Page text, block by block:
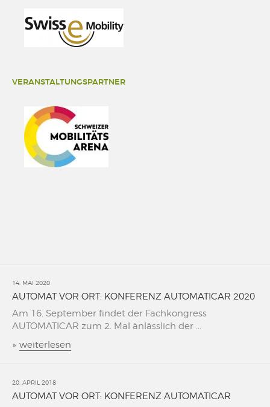
VERANSTALTUNGSPARTNER
14. MAI 2020
AUTOMAT VOR ORT: KONFERENZ AUTOMATICAR 2020
Am 16. September findet der Fachkongress
AUTOMATICAR zum 2. Mal änlässlich der ...
» weiterlesen
20. APRIL 2018
AUTOMAT VOR ORT: KONFERENZ AUTOMATICAR